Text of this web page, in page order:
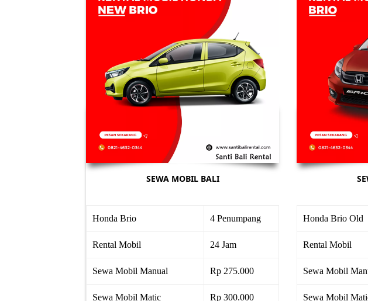
SEWA MOBIL BALI
Honda Brio 4 Penumpang
Rental Mobil 24 Jam
Sewa Mobil Manual Rp 275.000
Sewa Mobil Matic Rp 300.000
Honda Brio Old
Rental Mobil
Sewa Mobil
Sewa Mobil